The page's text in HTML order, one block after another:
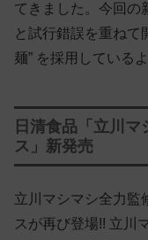
てきました。今回の
と試行錯誤を重ねて
麺” を採用している
日清食品「立川
ス」新発売
立川マシマシ全力監
スが再び登場!! 立川